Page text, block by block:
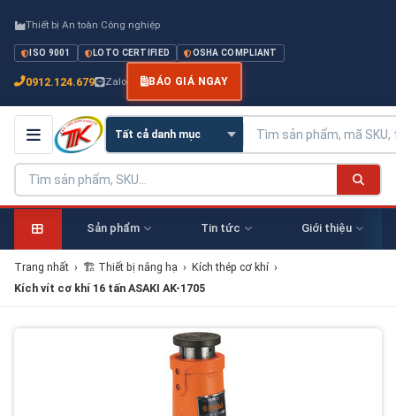
Thiết bị An toàn Công nghiệp
ISO 9001 LOTO CERTIFIED OSHA COMPLIANT
0912.124.679 Zalo BÁO GIÁ NGAY
Sản phẩm Tin tức Giới thiệu
Trang nhất › 🏗 Thiết bị nâng hạ › Kích thép cơ khí ›
Kích vít cơ khí 16 tấn ASAKI AK-1705